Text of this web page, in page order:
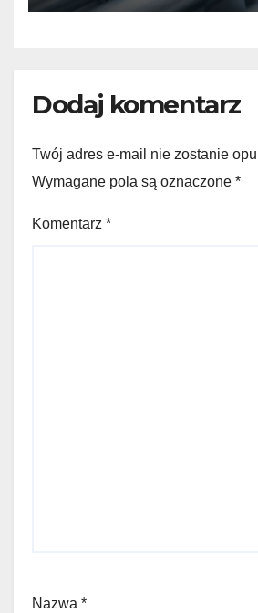
Dodaj komentarz
Twój adres e-mail nie zostanie
Wymagane pola są oznaczone *
Komentarz *
Nazwa *